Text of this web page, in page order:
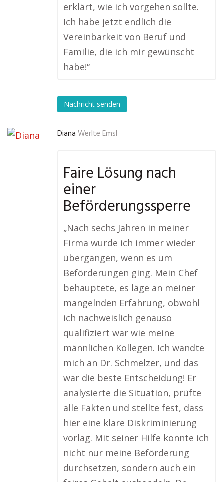
erklärt, wie ich vorgehen sollte.
Ich habe jetzt endlich die
Vereinbarkeit von Beruf und
Familie, die ich mir gewünscht
habe!“
Nachricht senden
Diana Werlte Emsl
Faire Lösung nach
einer
Beförderungssperre
„Nach sechs Jahren in meiner
Firma wurde ich immer wieder
übergangen, wenn es um
Beförderungen ging. Mein Chef
behauptete, es läge an meiner
mangelnden Erfahrung, obwohl
ich nachweislich genauso
qualifiziert war wie meine
männlichen Kollegen. Ich wandte
mich an Dr. Schmelzer, und das
war die beste Entscheidung! Er
analysierte die Situation, prüfte
alle Fakten und stellte fest, dass
hier eine klare Diskriminierung
vorlag. Mit seiner Hilfe konnte ich
nicht nur meine Beförderung
durchsetzen, sondern auch ein